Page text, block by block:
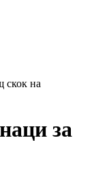
скок на
за